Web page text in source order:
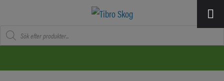
Produktsökning